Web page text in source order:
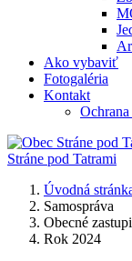
Ako vybaviť
Fotogaléria
Kontakt
Stráne pod Tatrami
Úvodná
Samospráva
Obecné
Rok 2024